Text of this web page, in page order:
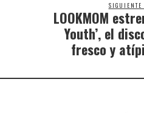
SIGUIENTE
LOOKMOM
Youth’, el
fresco y